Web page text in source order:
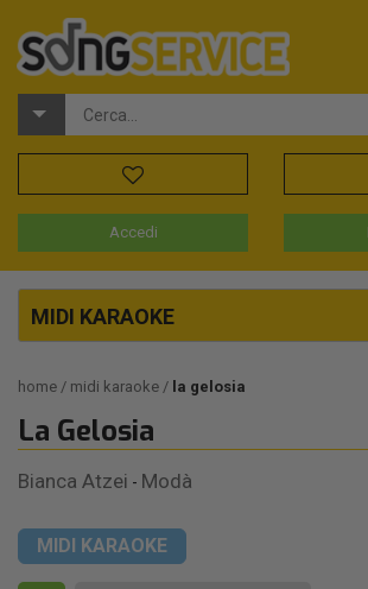
Accedi
MIDI KARAOKE
home midi karaoke la gelosia
La Gelosia
Bianca Atzei - Modà
MIDI KARAOKE